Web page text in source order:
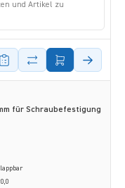
und Artikel zu
für Schraubefestigung